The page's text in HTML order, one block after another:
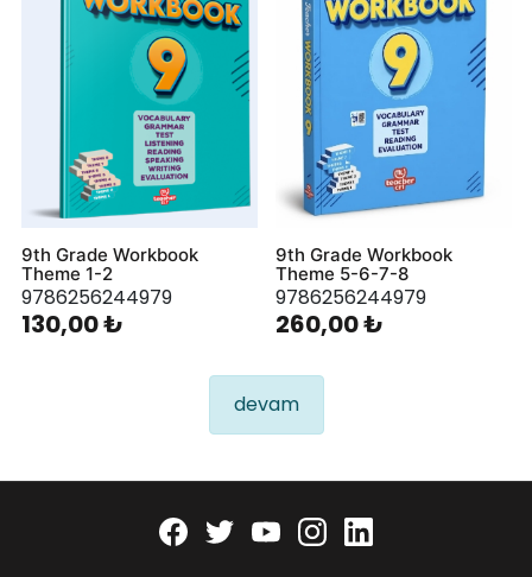
9th Grade Workbook
Theme 1-2
9786256244979
130,00 ₺
9th Grade Workbook
Theme 5-6-7-8
9786256244979
260,00 ₺
devam
Facebook
twitteryoutubeinstagram